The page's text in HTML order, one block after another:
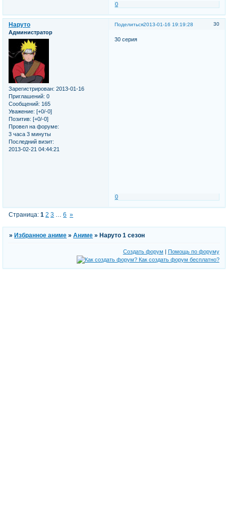
0
Поделиться 30
2013-01-16 19:19:28
Наруто
Администратор
Зарегистрирован: 2013-01-16
Приглашений: 0
Сообщений: 165
Уважение: [+0/-0]
Позитив: [+0/-0]
Провел на форуме:
3 часа 3 минуты
Последний визит:
2013-02-21 04:44:21
30 серия
0
Страница:1 2 3 6 »
» Избранное аниме »Аниме » Наруто 1 сезон
Создать форум | Помощь по форуму